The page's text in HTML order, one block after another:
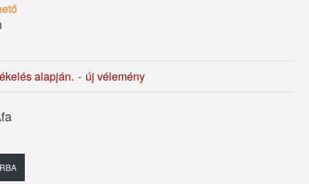
alapján. - új vélemény